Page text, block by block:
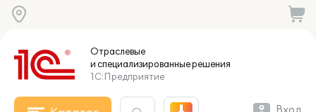
Отраслевые
и специализированныерешения
1С:Предприятие